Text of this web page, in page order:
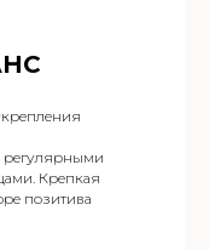
регулярными
Крепкая
позитива